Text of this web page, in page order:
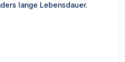
lange Lebensdauer.